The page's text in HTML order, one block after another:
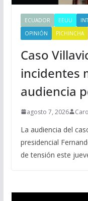
ECUADOR EEUU
OPINIÓN
PICHINCHA
Caso
incidentes
audiencia
agosto 7, 2026
La audiencia del
presidencial
de tensión este